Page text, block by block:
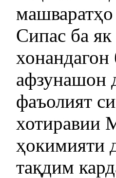
Сипас ба як
хонандагон
афзунашон
фаъолият
хотиравии
ҳокимияти
тақдим